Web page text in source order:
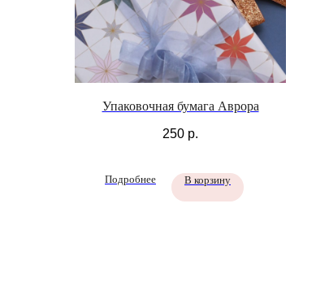
Упаковочная бумага Аврора
250 р.
Подробнее В корзину